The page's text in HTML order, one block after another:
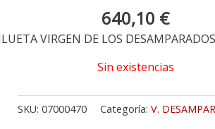
640,10 €
VIRGEN DE LOS
Sin existencias
SKU: 07000470 Categoría: V.